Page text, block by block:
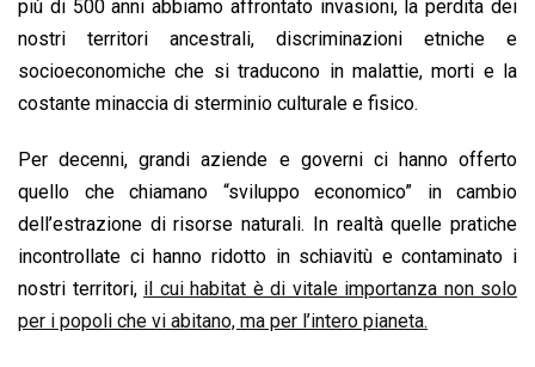
o
o
k
A
p
p
d
I
n
d
s
i
n
k
più di 500 anni abbiamo affrontato invasioni, la perdita dei
nostri territori ancestrali, discriminazioni etniche e
socioeconomiche che si traducono in malattie, morti e la
costante minaccia di sterminio culturale e fisico.
Per decenni, grandi aziende e governi ci hanno offerto
quello che chiamano “sviluppo economico” in cambio
dell’estrazione di risorse naturali. In realtà quelle pratiche
incontrollate ci hanno ridotto in schiavitù e contaminato i
nostri territori, il cui habitat è di vitale importanza non solo
per i popoli che vi abitano, ma per l’intero pianeta.